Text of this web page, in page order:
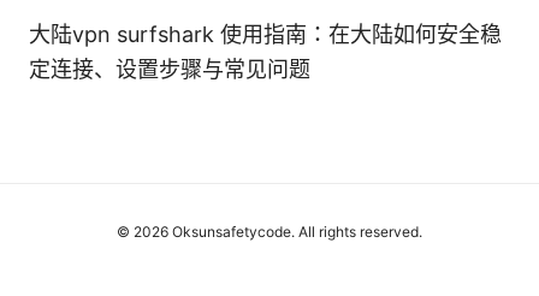
大陆vpn surfshark 使用指南：在大陆如何安全稳
定连接、设置步骤与常见问题
© 2026 Oksunsafetycode. All rights reserved.